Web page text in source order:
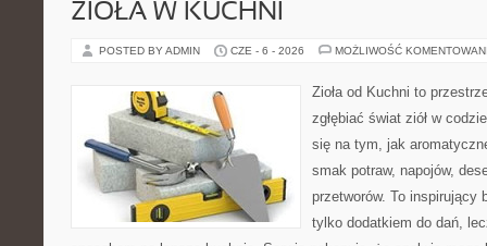
ZIOŁA W KUCHNI
POSTED BY ADMIN CZE - 6 - 2026 MOŻLIWOŚĆ
Zioła od Kuchni to
zgłębiać świat ziół w
się na tym, jak
smak potraw, napojów,
przetworów. To inspirujący
tylko dodatkiem do dań,